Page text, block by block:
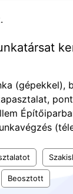
(gépekkel),
Beosztott